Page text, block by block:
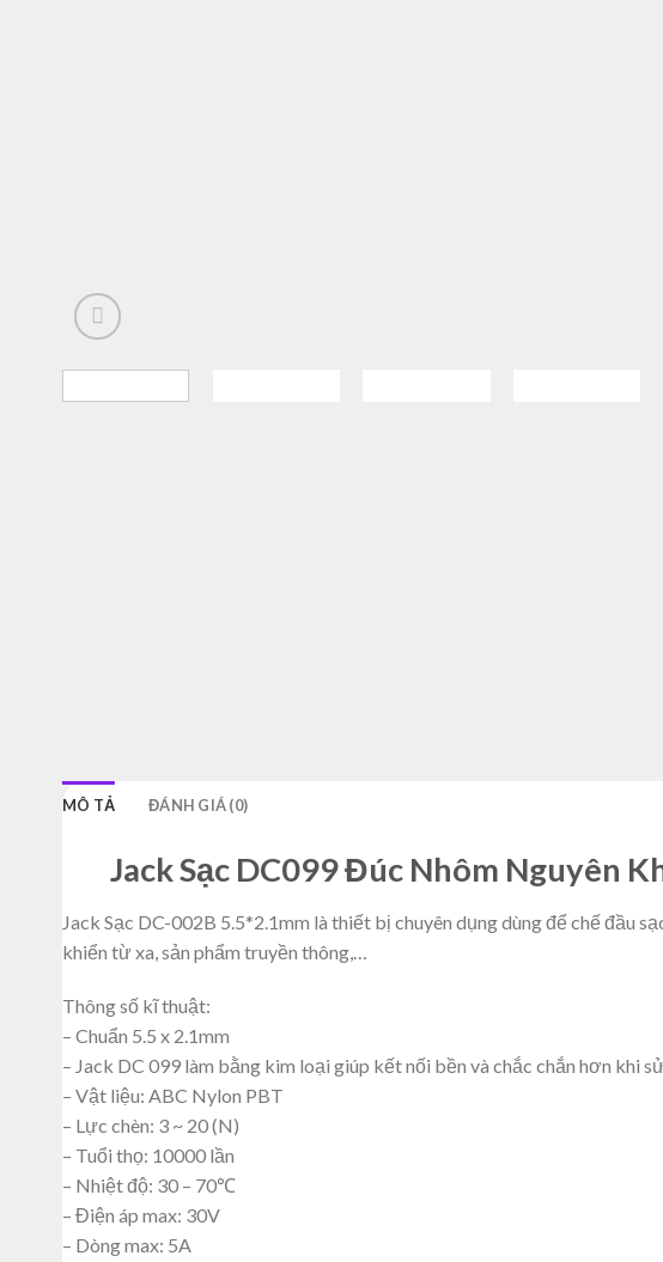
MÔ TẢ ĐÁNH GIÁ (0)
Jack Sạc DC099 Đúc Nhôm Nguyên
Jack Sạc DC-002B 5.5*2.1mm là thiết bị chuyên dụng dùng để chế đầu
khiển từ xa, sản phẩm truyền thông,…
Thông số kĩ thuật:
– Chuẩn 5.5 x 2.1mm
– Jack DC 099 làm bằng kim loại giúp kết nối bền và chắc chắn hơn khi
– Vật liệu: ABC Nylon PBT
– Lực chèn: 3 ~ 20 (N)
– Tuổi thọ: 10000 lần
– Nhiệt độ: 30 – 70℃
– Điện áp max: 30V
– Dòng max: 5A